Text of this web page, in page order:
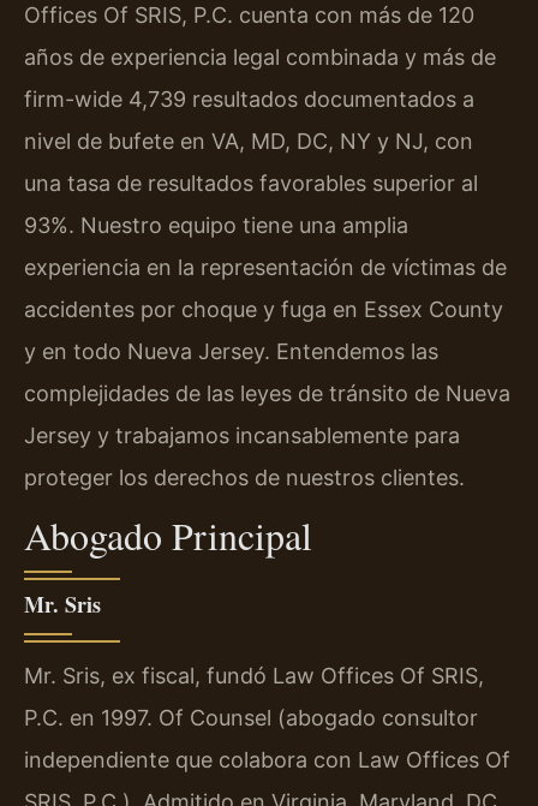
Offices Of SRIS, P.C. cuenta con más de 120
años de experiencia legal combinada y más de
firm-wide 4,739 resultados documentados a
nivel de bufete en VA, MD, DC, NY y NJ, con
una tasa de resultados favorables superior al
93%. Nuestro equipo tiene una amplia
experiencia en la representación de víctimas de
accidentes por choque y fuga en Essex County
y en todo Nueva Jersey. Entendemos las
complejidades de las leyes de tránsito de Nueva
Jersey y trabajamos incansablemente para
proteger los derechos de nuestros clientes.
Abogado Principal
Mr. Sris
Mr. Sris, ex fiscal, fundó Law Offices Of SRIS,
P.C. en 1997. Of Counsel (abogado consultor
independiente que colabora con Law Offices Of